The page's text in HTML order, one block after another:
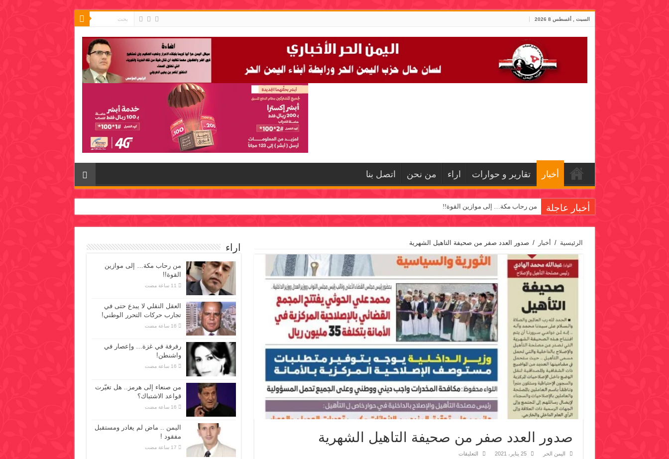
السبت , أغسطس 8 2026
أخبار تقارير و حوارات اراء من نحن اتصل بنا
أخبار عاجلة من رحاب مكة… إلى موازين القوة!!
الرئيسية / أخبار / صدور العدد صفر من صحيفة التاهيل الشهرية
صدور العدد صفر من صحيفة التاهيل الشهرية
اليمن الحر 25 يناير، 2021 التعليقات
اراء
من رحاب مكة… إلى موازين
القوة!!
العقل النقلي لا يبدع حتى في
تجارب حركات التحرر الوطني!
رفرفة في غزة… وإعصار في
واشنطن!
من صنعاء إلى هرمز.. هل تغيّرت
قواعد الاشتباك؟
اليمن .. ماض لم يغادر ومستقبل
مفقود !